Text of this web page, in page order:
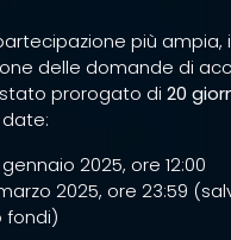
più ampia,
delle domande di
stato prorogato di 20
gennaio 2025, ore 12:00
2025, ore 23:59
fondi)